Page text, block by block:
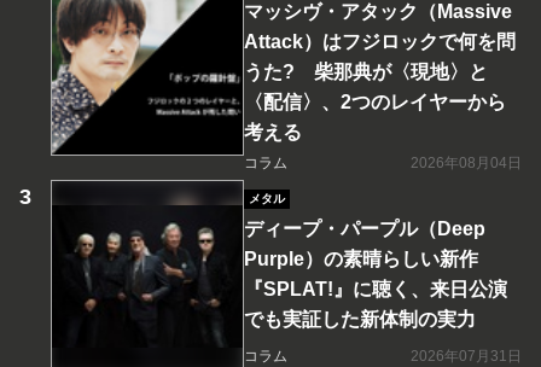
マッシヴ・アタック（Massive
Attack）はフジロックで何を問
うた? 柴那典が〈現地〉と
〈配信〉、2つのレイヤーから
考える
コラム 2026年08月04日
メタル
ディープ・パープル（Deep
Purple）の素晴らしい新作
『SPLAT!』に聴く、来日公演
でも実証した新体制の実力
コラム 2026年07月31日